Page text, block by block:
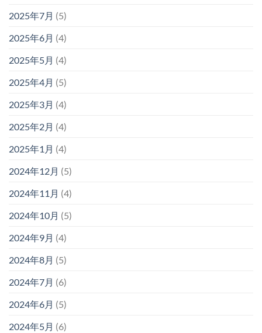
2025年7月 (5)
2025年6月 (4)
2025年5月 (4)
2025年4月 (5)
2025年3月 (4)
2025年2月 (4)
2025年1月 (4)
2024年12月 (5)
2024年11月 (4)
2024年10月 (5)
2024年9月 (4)
2024年8月 (5)
2024年7月 (6)
2024年6月 (5)
2024年5月 (6)